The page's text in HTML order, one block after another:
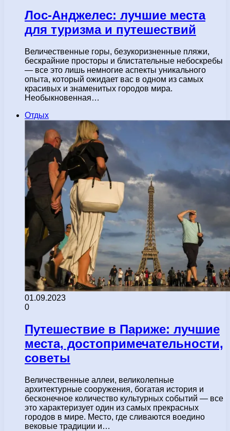
Лос-Анджелес: лучшие места
для туризма и путешествий
Величественные горы, безукоризненные пляжи,
бескрайние просторы и блистательные небоскребы
— все это лишь немногие аспекты уникального
опыта, который ожидает вас в одном из самых
красивых и знаменитых городов мира.
Необыкновенная…
Отдых
01.09.2023
0
Путешествие в Париже: лучшие
места, достопримечательности,
советы
Величественные аллеи, великолепные
архитектурные сооружения, богатая история и
бесконечное количество культурных событий — все
это характеризует один из самых прекрасных
городов в мире. Место, где сливаются воедино
вековые традиции и…